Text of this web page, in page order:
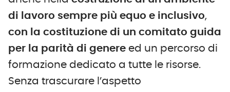
di lavoro sempre più equo e inclusivo,
con la costituzione di un comitato guida
per la parità di genere ed un percorso di
formazione dedicato a tutte le risorse.
Senza trascurare l’aspetto